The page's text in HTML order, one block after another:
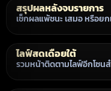
สรุปผลหลังจบรายการ
เช็กผลแพ้ชนะ เสมอ หรือย
ไลฟ์สดเดือยใต้
รวมหน้าติดตามไลฟ์อีกโซน